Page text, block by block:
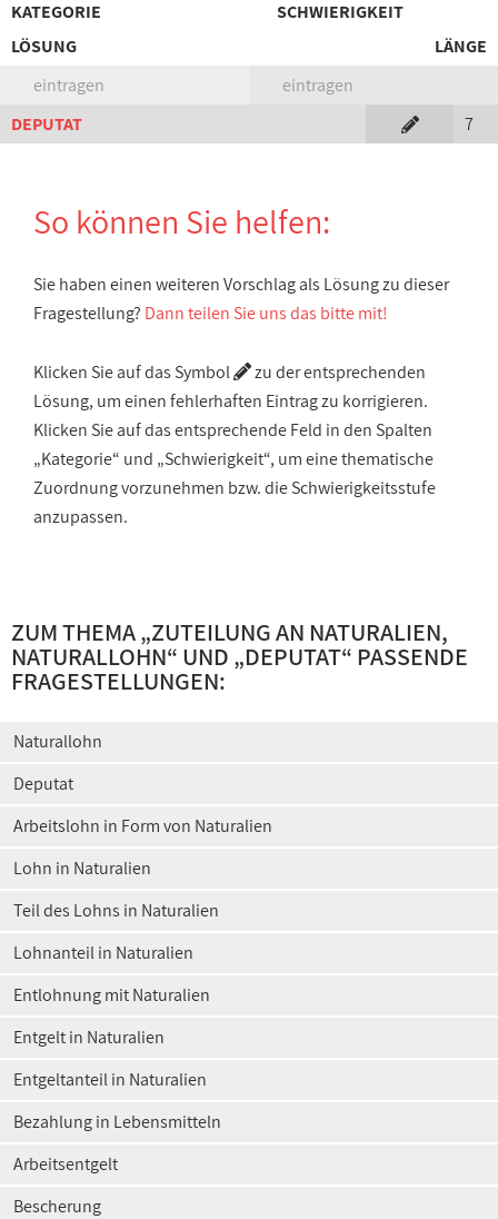
KATEGORIE
SCHWIERIGKEIT
LÖSUNG
LÄNGE
eintragen
eintragen
DEPUTAT
7
So können Sie helfen:
Sie haben einen weiteren Vorschlag als Lösung zu dieser
Fragestellung? Dann teilen Sie uns das bitte mit!
Klicken Sie auf das Symbol
zu der entsprechenden
Lösung, um einen fehlerhaften Eintrag zu korrigieren.
Klicken Sie auf das entsprechende Feld in den Spalten
„Kategorie“ und „Schwierigkeit“, um eine thematische
Zuordnung vorzunehmen bzw. die Schwierigkeitsstufe
anzupassen.
ZUM THEMA „ZUTEILUNG AN NATURALIEN,
NATURALLOHN“ UND „DEPUTAT“ PASSENDE
FRAGESTELLUNGEN:
Naturallohn
Deputat
Arbeitslohn in Form von Naturalien
Lohn in Naturalien
Teil des Lohns in Naturalien
Lohnanteil in Naturalien
Entlohnung mit Naturalien
Entgelt in Naturalien
Entgeltanteil in Naturalien
Bezahlung in Lebensmitteln
Arbeitsentgelt
Bescherung